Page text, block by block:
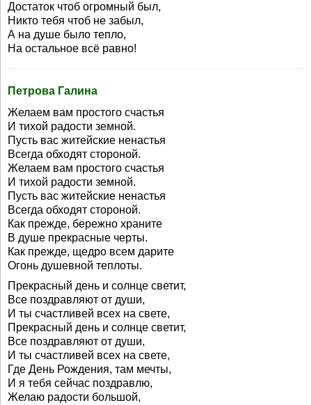
Достаток чтоб огромный был,
Никто тебя чтоб не забыл,
А на душе было тепло,
На остальное всё равно!
Петрова Галина
Желаем вам простого счастья
И тихой радости земной.
Пусть вас житейские ненастья
Всегда обходят стороной.
Желаем вам простого счастья
И тихой радости земной.
Пусть вас житейские ненастья
Всегда обходят стороной.
Как прежде, бережно храните
В душе прекрасные черты.
Как прежде, щедро всем дарите
Огонь душевной теплоты.
Прекрасный день и солнце светит,
Все поздравляют от души,
И ты счастливей всех на свете,
Прекрасный день и солнце светит,
Все поздравляют от души,
И ты счастливей всех на свете,
Где День Рождения, там мечты,
И я тебя сейчас поздравлю,
Желаю радости большой,